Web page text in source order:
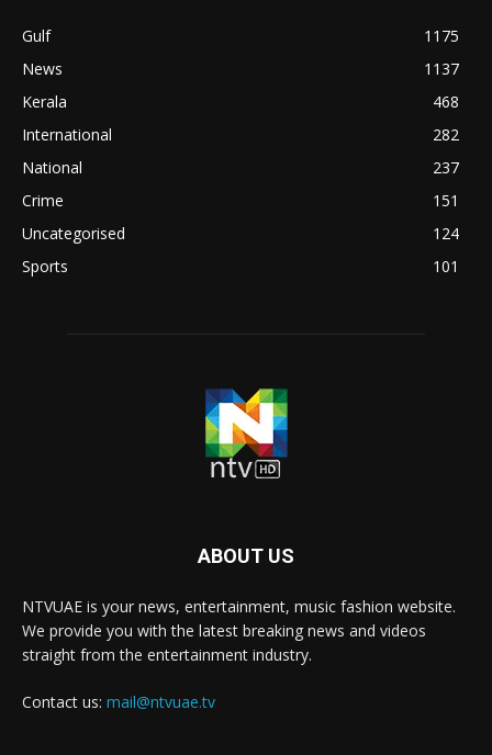
Gulf
1175
News
1137
Kerala
468
International
282
National
237
Crime
151
Uncategorised
124
Sports
101
ABOUT US
NTVUAE is your news, entertainment, music fashion website.
We provide you with the latest breaking news and videos
straight from the entertainment industry.
Contact us: mail@ntvuae.tv